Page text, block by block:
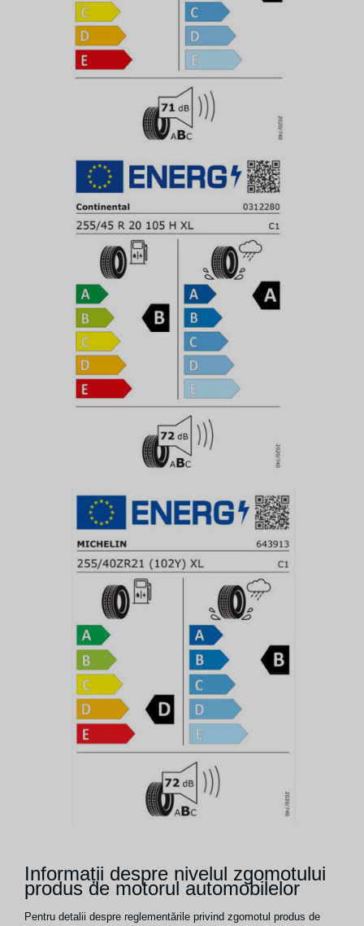
Informații despre nivelul zgomotului
produs de motorul automobilelor
Pentru detalii despre reglementările privind zgomotul produs de